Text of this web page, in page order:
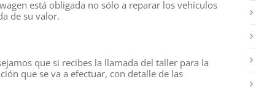
está obligada no sólo a reparar los vehículos
de su valor.
que si recibes la llamada del taller para la
que se va a efectuar, con detalle de las